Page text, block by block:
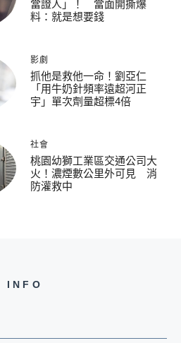
當證人」！ 當面開撕爆
料：就是想要錢
影劇
抓他是救他一命！劉亞仁
「用牛奶針頻率遠超河正
宇」單次劑量超標4倍
社會
桃園幼獅工業區交通公司大
火！濃煙數公里外可見 消
防灌救中
INFO